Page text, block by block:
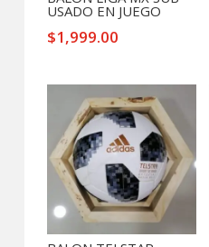
USADO EN JUEGO
$1,999.00